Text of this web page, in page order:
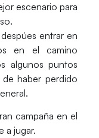
escenario para
entrar en
en el camino
algunos puntos
haber perdido
campaña en el
a jugar.